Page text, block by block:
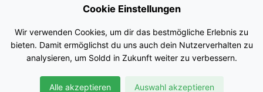
Impressum
Nutzungsbedingungen
Datenschutz
Cookie Einstellungen
Wir verwenden Cookies, um dir das bestmögliche Erlebnis zu
bieten. Damit ermöglichst du uns auch dein Nutzerverhalten zu
analysieren, um Soldd in Zukunft weiter zu verbessern.
Alle akzeptieren Auswahl akzeptieren